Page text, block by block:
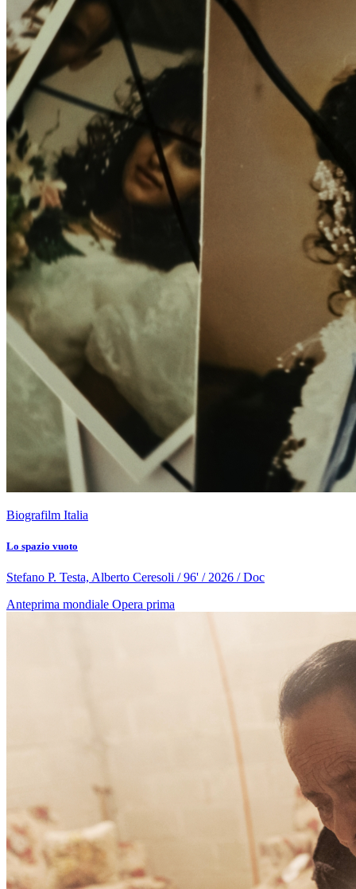
Biografilm Italia
Lo spazio vuoto
Stefano P. Testa, Alberto Ceresoli / 96' / 2026 / Doc
Anteprima mondiale Opera prima